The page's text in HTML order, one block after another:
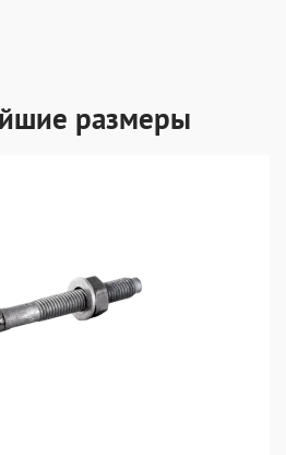
размеры